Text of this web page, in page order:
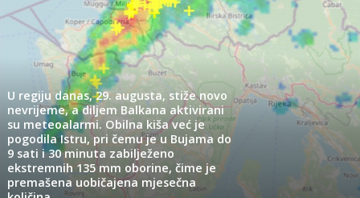
U regiju danas, 29. augusta, stiže novo
nevrijeme, a diljem Balkana aktivirani
su meteoalarmi. Obilna kiša već je
pogodila Istru, pri čemu je u Bujama do
9 sati i 30 minuta zabilježeno
ekstremnih 135 mm oborine, čime je
premašena uobičajena mjesečna